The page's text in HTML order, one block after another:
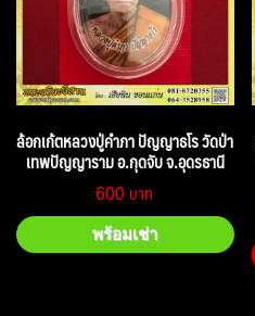
ล้อกเก้ตหลวงปู่คำภา ปัญญาธโร วัดป่า
เทพปัญญาราม อ.กุดจับ จ.อุดรธานี
600
พร้อมเช่า